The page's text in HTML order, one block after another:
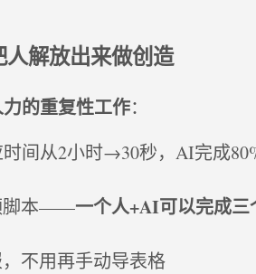
解放出来做创造
的重复性工作：
时间从2小时→30秒，AI完成
脚本——一个人+AI可以完成三
不用再手动导表格